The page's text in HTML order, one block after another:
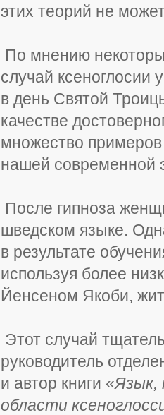
этих теорий не
По мнению
случай ксеноглосии
в день Святой
качестве
множество примеров
нашей современной
После гипноза
шведском языке.
в результате
используя более
Йенсеном Якоби,
Этот случай
руководитель
и автор книги «Язык,
области